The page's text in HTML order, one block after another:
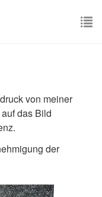
von meiner
das Bild
der